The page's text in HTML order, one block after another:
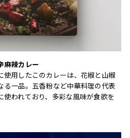
麻辣カレー
使用したこのカレーは、花椒と山椒
る一品。五香粉など中華料理の代表
使われており、多彩な風味が食欲を